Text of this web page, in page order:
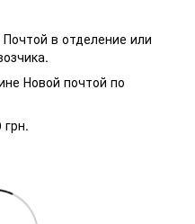
в отделение или
Новой почтой по